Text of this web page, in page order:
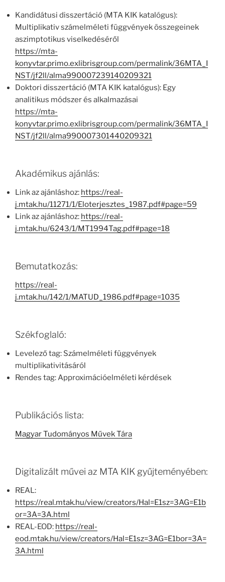
Kandidátusi disszertáció (MTA KIK katalógus):
Multiplikativ számelméleti függvények összegeinek
aszimptotikus viselkedéséről
https://mta-
konyvtar.primo.exlibrisgroup.com/permalink/36MTA_I
NST/jf2ll/alma990007239140209321
Doktori disszertáció (MTA KIK katalógus): Egy
analitikus módszer és alkalmazásai
https://mta-
konyvtar.primo.exlibrisgroup.com/permalink/36MTA_I
NST/jf2ll/alma990007301440209321
Akadémikus ajánlás:
Link az ajánláshoz: https://real-
j.mtak.hu/11271/1/Eloterjesztes_1987.pdf#page=59
Link az ajánláshoz: https://real-
j.mtak.hu/6243/1/MT1994Tag.pdf#page=18
Bemutatkozás:
https://real-
j.mtak.hu/142/1/MATUD_1986.pdf#page=1035
Székfoglaló:
Levelező tag: Számelméleti függvények
multiplikativitásáról
Rendes tag: Approximációelméleti kérdések
Publikációs lista:
Magyar Tudományos Művek Tára
Digitalizált művei az MTA KIK gyűjteményében:
REAL:
https://real.mtak.hu/view/creators/Hal=E1sz=3AG=E1b
or=3A=3A.html
REAL-EOD: https://real-
eod.mtak.hu/view/creators/Hal=E1sz=3AG=E1bor=3A=
3A.html